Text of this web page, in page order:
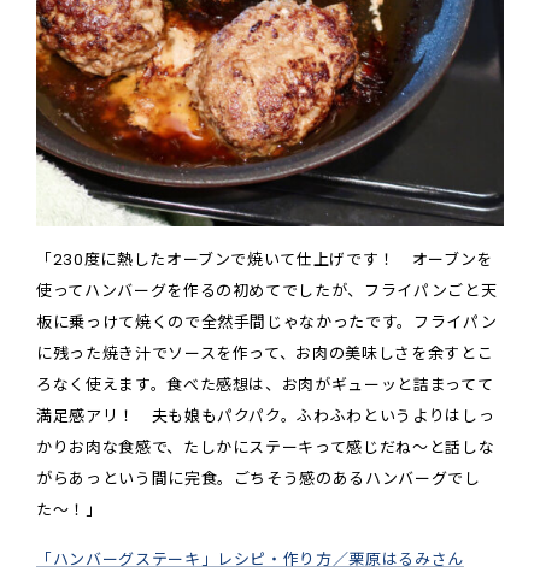
「230度に熱したオーブンで焼いて仕上げです！ オーブンを
使ってハンバーグを作るの初めてでしたが、フライパンごと天
板に乗っけて焼くので全然手間じゃなかったです。フライパン
に残った焼き汁でソースを作って、お肉の美味しさを余すとこ
ろなく使えます。食べた感想は、お肉がギューッと詰まってて
満足感アリ！ 夫も娘もパクパク。ふわふわというよりはしっ
かりお肉な食感で、たしかにステーキって感じだね〜と話しな
がらあっという間に完食。ごちそう感のあるハンバーグでし
た〜！」
「ハンバーグステーキ」レシピ・作り方／栗原はるみさん